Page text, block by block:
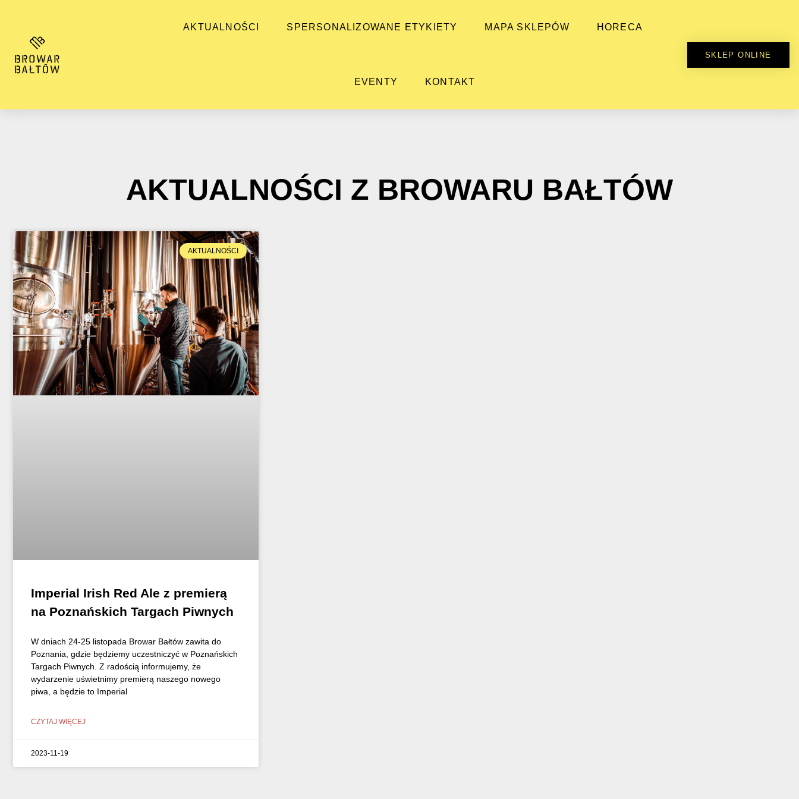
AKTUALNOŚCI SPERSONALIZOWANE ETYKIETY MAPA SKLEPÓW HORECA
EVENTY KONTAKT
SKLEP ONLINE
AKTUALNOŚCI Z BROWARU BAŁTÓW
AKTUALNOŚCI
Imperial Irish Red Ale z premierą
na Poznańskich Targach Piwnych
W dniach 24-25 listopada Browar Bałtów zawita do
Poznania, gdzie będziemy uczestniczyć w Poznańskich
Targach Piwnych. Z radością informujemy, że
wydarzenie uświetnimy premierą naszego nowego
piwa, a będzie to Imperial
CZYTAJ WIĘCEJ
2023-11-19